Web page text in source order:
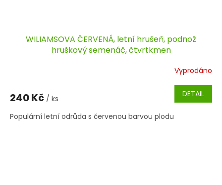
WILIAMSOVA ČERVENÁ, letní hrušeň, podnož
hruškový semenáč, čtvrtkmen
Vyprodáno
240 Kč / ks DETAIL
Populární letní odrůda s červenou barvou plodu